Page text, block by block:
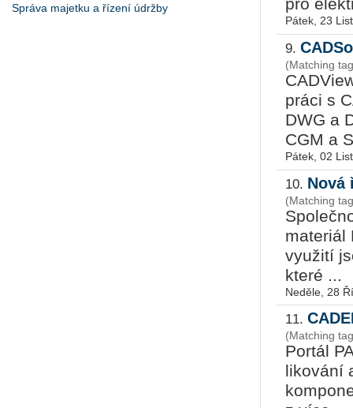
Správa majetku a řízení údržby
pro
Pátek, 23
9.
(Matching
práci s
DWG a
CGM a
Pátek, 02
10. Nová
(Matching
materiál
využití
které ...
Neděle, 28
11.
(Matching
Portál
li­ko­vá­ní